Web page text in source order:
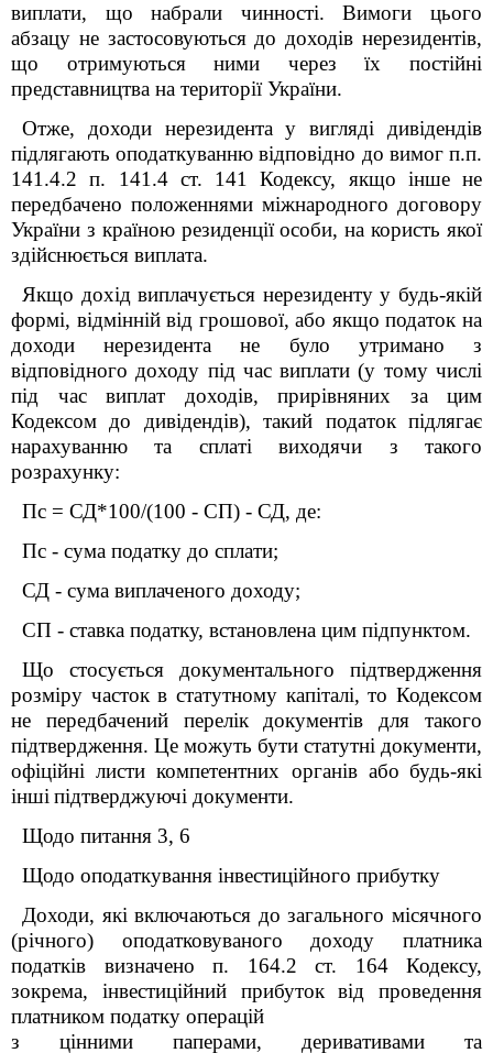
виплати, що набрали чинності. Вимоги цього
абзацу не застосовуються до доходів нерезидентів,
що отримуються ними через їх постійні
представництва на території України.
Отже, доходи нерезидента у вигляді дивідендів
підлягають оподаткуванню відповідно до вимог п.п.
141.4.2 п. 141.4 ст. 141 Кодексу, якщо інше не
передбачено положеннями міжнародного договору
України з країною резиденції особи, на користь якої
здійснюється виплата.
Якщо дохід виплачується нерезиденту у будь-якій
формі, відмінній від грошової, або якщо податок на
доходи нерезидента не було утримано з
відповідного доходу під час виплати (у тому числі
під час виплат доходів, прирівняних за цим
Кодексом до дивідендів), такий податок підлягає
нарахуванню та сплаті виходячи з такого
розрахунку:
Пс = СД*100/(100 - СП) - СД, де:
Пс - сума податку до сплати;
СД - сума виплаченого доходу;
СП - ставка податку, встановлена цим підпунктом.
Що стосується документального підтвердження
розміру часток в статутному капіталі, то Кодексом
не передбачений перелік документів для такого
підтвердження. Це можуть бути статутні документи,
офіційні листи компетентних органів або будь-які
інші підтверджуючі документи.
Щодо питання 3, 6
Щодо оподаткування інвестиційного прибутку
Доходи, які включаються до загального місячного
(річного) оподатковуваного доходу платника
податків визначено п. 164.2 ст. 164 Кодексу,
зокрема, інвестиційний прибуток від проведення
платником податку операцій
з цінними паперами, деривативами та